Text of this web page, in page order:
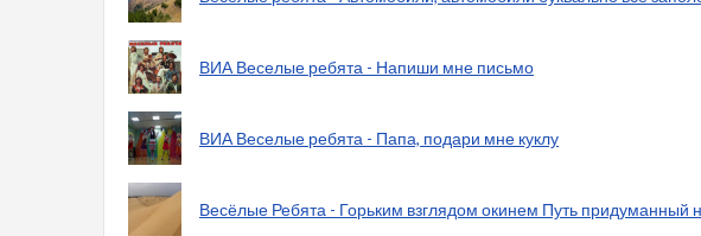
ВИА Веселые ребята - Напиши мне письмо
ВИА Веселые ребята - Папа, подари мне куклу
Весёлые Ребята - Горьким взглядом окинем Путь